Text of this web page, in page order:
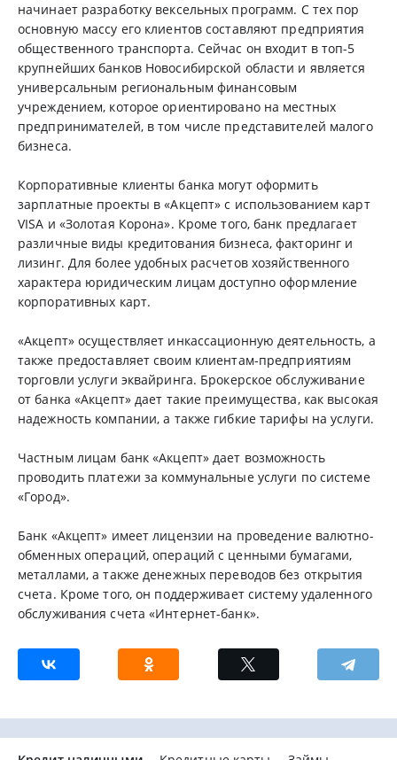
начинает разработку вексельных программ. С тех пор
основную массу его клиентов составляют предприятия
общественного транспорта. Сейчас он входит в топ-5
крупнейших банков Новосибирской области и является
универсальным региональным финансовым
учреждением, которое ориентировано на местных
предпринимателей, в том числе представителей малого
бизнеса.
Корпоративные клиенты банка могут оформить
зарплатные проекты в «Акцепт» с использованием карт
VISA и «Золотая Корона». Кроме того, банк предлагает
различные виды кредитования бизнеса, факторинг и
лизинг. Для более удобных расчетов хозяйственного
характера юридическим лицам доступно оформление
корпоративных карт.
«Акцепт» осуществляет инкассационную деятельность, а
также предоставляет своим клиентам-предприятиям
торговли услуги эквайринга. Брокерское обслуживание
от банка «Акцепт» дает такие преимущества, как высокая
надежность компании, а также гибкие тарифы на услуги.
Частным лицам банк «Акцепт» дает возможность
проводить платежи за коммунальные услуги по системе
«Город».
Банк «Акцепт» имеет лицензии на проведение валютно-
обменных операций, операций с ценными бумагами,
металлами, а также денежных переводов без открытия
счета. Кроме того, он поддерживает систему удаленного
обслуживания счета «Интернет-банк».